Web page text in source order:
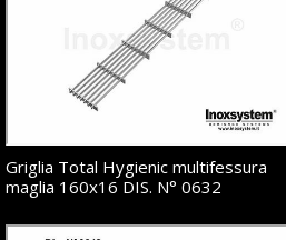
Griglia Total Hygienic multifessura
maglia 160x16 DIS. N° 0632